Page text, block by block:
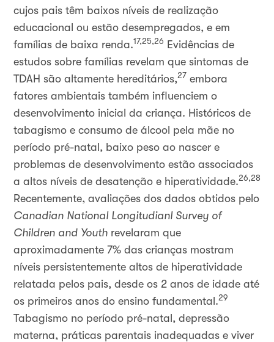
cujos pais têm baixos níveis de realização
educacional ou estão desempregados, e em
famílias de baixa renda.17,25,26 Evidências de
estudos sobre famílias revelam que sintomas de
TDAH são altamente hereditários,27 embora
fatores ambientais também influenciem o
desenvolvimento inicial da criança. Históricos de
tabagismo e consumo de álcool pela mãe no
período pré-natal, baixo peso ao nascer e
problemas de desenvolvimento estão associados
a altos níveis de desatenção e hiperatividade.26,28
Recentemente, avaliações dos dados obtidos pelo
Canadian National Longitudianl Survey of
Children and Youth revelaram que
aproximadamente 7% das crianças mostram
níveis persistentemente altos de hiperatividade
relatada pelos pais, desde os 2 anos de idade até
os primeiros anos do ensino fundamental.29
Tabagismo no período pré-natal, depressão
materna, práticas parentais inadequadas e viver